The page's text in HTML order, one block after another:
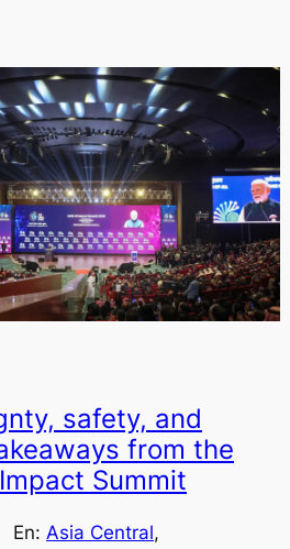
safety, and
from the
Summit
En: Asia Central